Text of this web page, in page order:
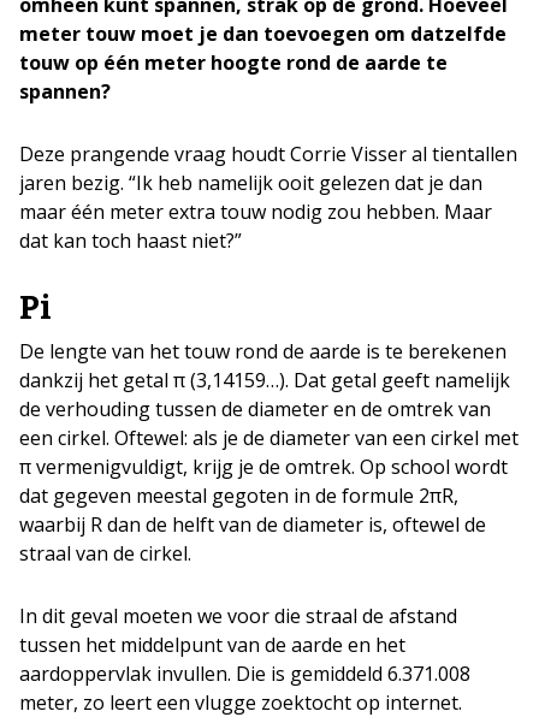
meter touw moet je dan toevoegen om datzelfde
touw op één meter hoogte rond de aarde te
spannen?
Deze prangende vraag houdt Corrie Visser al tientallen
jaren bezig. “Ik heb namelijk ooit gelezen dat je dan
maar één meter extra touw nodig zou hebben. Maar
dat kan toch haast niet?”
Pi
De lengte van het touw rond de aarde is te berekenen
dankzij het getal π (3,14159…). Dat getal geeft namelijk
de verhouding tussen de diameter en de omtrek van
een cirkel. Oftewel: als je de diameter van een cirkel met
π vermenigvuldigt, krijg je de omtrek. Op school wordt
dat gegeven meestal gegoten in de formule 2πR,
waarbij R dan de helft van de diameter is, oftewel de
straal van de cirkel.
In dit geval moeten we voor die straal de afstand
tussen het middelpunt van de aarde en het
aardoppervlak invullen. Die is gemiddeld 6.371.008
meter, zo leert een vlugge zoektocht op internet.